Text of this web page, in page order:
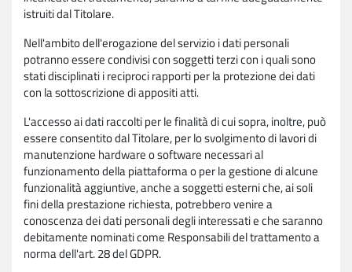
istruiti dal Titolare.
Nell'ambito dell'erogazione del servizio i dati personali
potranno essere condivisi con soggetti terzi con i quali sono
stati disciplinati i reciproci rapporti per la protezione dei dati
con la sottoscrizione di appositi atti.
L'accesso ai dati raccolti per le finalità di cui sopra, inoltre, può
essere consentito dal Titolare, per lo svolgimento di lavori di
manutenzione hardware o software necessari al
funzionamento della piattaforma o per la gestione di alcune
funzionalità aggiuntive, anche a soggetti esterni che, ai soli
fini della prestazione richiesta, potrebbero venire a
conoscenza dei dati personali degli interessati e che saranno
debitamente nominati come Responsabili del trattamento a
norma dell'art. 28 del GDPR.